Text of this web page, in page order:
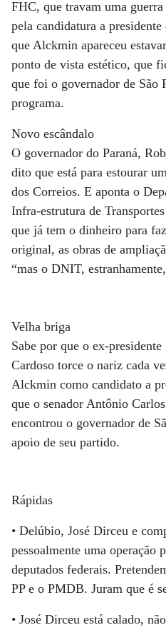
FHC, que travam uma
pela candidatura a
que Alckmin apareceu
ponto de vista estético, que
que foi o governador de São
programa.
Novo escândalo
O governador do Paraná,
dito que está para estourar
dos Correios. E aponta o
Infra-estrutura de
que já tem o dinheiro para
original, as obras de
“mas o DNIT,
Velha briga
Sabe por que o ex-
Cardoso torce o nariz cada
Alckmin como candidato a
que o senador Antônio
encontrou o governador de
apoio de seu partido.
Rápidas
• Delúbio, José Dirceu e
pessoalmente uma operação
deputados federais.
PP e o PMDB. Juram que é
• José Dirceu está calado,